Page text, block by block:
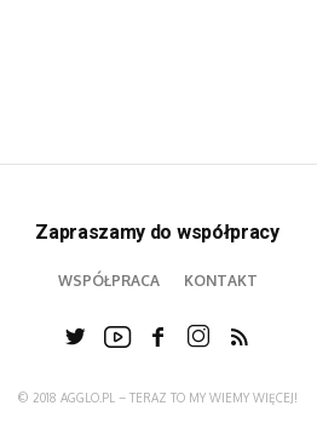
Zapraszamy do współpracy
WSPÓŁPRACA KONTAKT
© 2018 AGGLO.PL – TERAZ TO MY WIEMY WIĘCEJ!